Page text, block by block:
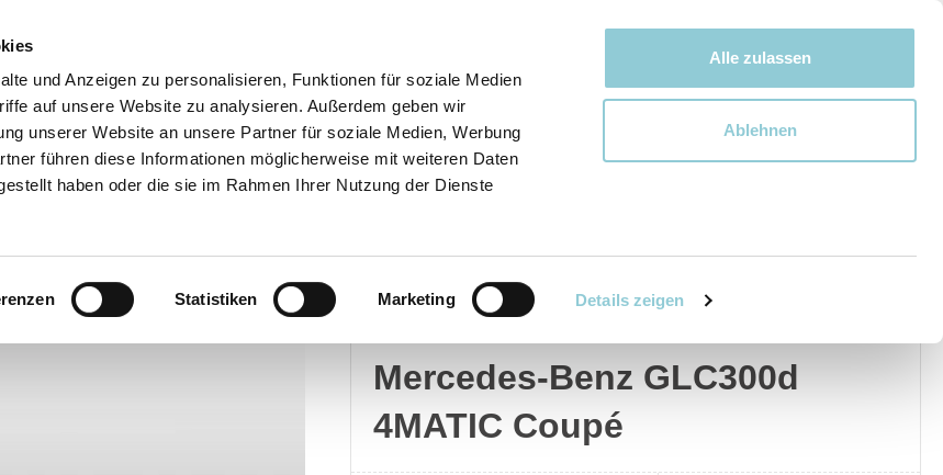
und Anzeigen zu personalisieren, Funktionen für soziale Medien
auf unsere Website zu analysieren. Außerdem geben wir
unserer Website an unsere Partner für soziale Medien, Werbung
führen diese Informationen möglicherweise mit weiteren Daten
haben oder die sie im Rahmen Ihrer Nutzung der Dienste
Statistiken Marketing Details zeigen
Alle zulassen
Ablehnen
Bewegen bewegt uns!
Mercedes-Benz
Mercedes-Benz GLC300d
4MATIC Coupé